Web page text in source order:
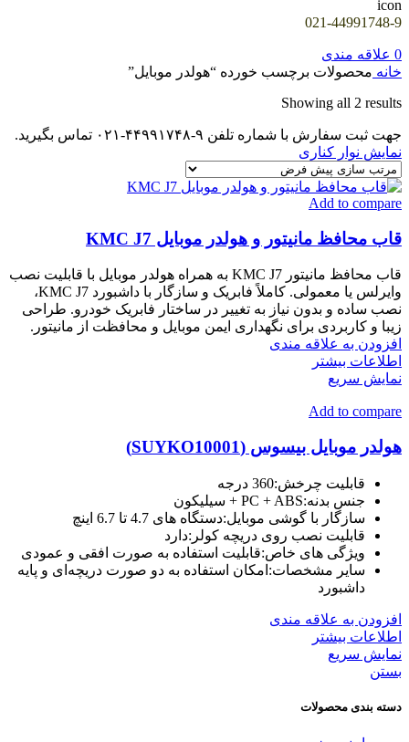
021-44991748-9
0 علاقه مندی
خانه محصولات برچسب خورده “هولدر موبایل”
Showing all 2 results
جهت ثبت سفارش با شماره تلفن ۹-۴۴۹۹۱۷۴۸-۰۲۱ تماس بگیرید.
نمایش نوار کناری
Add to compare
قاب محافظ مانیتور و هولدر موبایل KMC J7
قاب محافظ مانیتور KMC J7 به همراه هولدر موبایل با قابلیت نصب
وایرلس یا معمولی. کاملاً فابریک و سازگار با داشبورد KMC J7،
نصب ساده و بدون نیاز به تغییر در ساختار فابریک خودرو. طراحی
زیبا و کاربردی برای نگهداری ایمن موبایل و محافظت از مانیتور.
افزودن به علاقه مندی
اطلاعات بیشتر
نمایش سریع
Add to compare
هولدر موبایل بیسوس (SUYKO10001)
قابلیت چرخش:360 درجه
جنس بدنه:PC + ABS + سیلیکون
سازگار با گوشی موبایل:دستگاه های 4.7 تا 6.7 اینچ
قابلیت نصب روی دریچه کولر:دارد
ویژگی های خاص:قابلیت استفاده به صورت افقی و عمودی
سایر مشخصات:امکان استفاده به دو صورت دریچه‌ای و پایه
داشبورد
افزودن به علاقه مندی
اطلاعات بیشتر
نمایش سریع
بستن
دسته بندی محصولات